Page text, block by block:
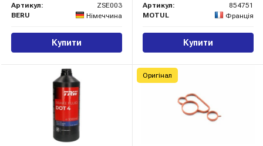
Артикул:
ZSE003
BERU
Німеччина
Купити
Артикул:
854751
MOTUL
Франція
Купити
Оригінал